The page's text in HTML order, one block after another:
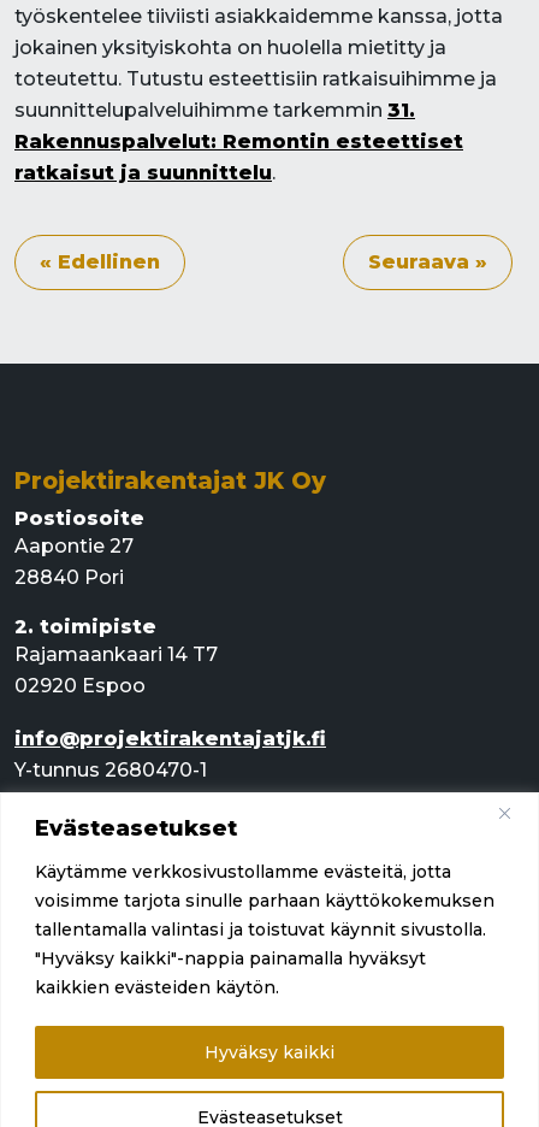
Evästeasetukset
Käytämme verkkosivustollamme evästeitä, jotta
voisimme tarjota sinulle parhaan käyttökokemuksen
tallentamalla valintasi ja toistuvat käynnit sivustolla.
"Hyväksy kaikki"-nappia painamalla hyväksyt
kaikkien evästeiden käytön.
Evästeasetukset
Hyväksy kaikki
työskentelee tiiviisti asiakkaidemme kanssa, jotta
jokainen yksityiskohta on huolella mietitty ja
toteutettu. Tutustu esteettisiin ratkaisuihimme ja
suunnittelupalveluihimme tarkemmin 31.
Rakennuspalvelut: Remontin esteettiset
ratkaisut ja suunnittelu.
« Edellinen Seuraava »
Projektirakentajat JK Oy
Postiosoite
Aapontie 27
28840 Pori
2. toimipiste
Rajamaankaari 14 T7
02920 Espoo
info@projektirakentajatjk.fi
Y-tunnus 2680470-1
Pikalinkit
Palvelut
Referenssit
Yritys